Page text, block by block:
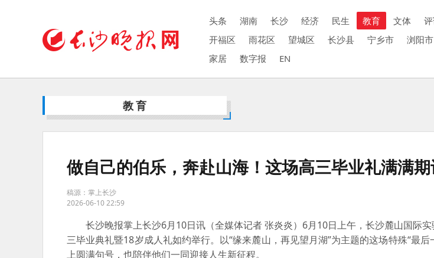
头条 湖南 长沙 经济 民生 教育 文体
开福区
雨花区 望城区 长沙县 宁乡市 浏阳市
家居
数字报 EN
教育
做自己的伯乐，奔赴山海！这场高三毕业礼满满
稿源：掌上长沙
2026-06-10 22:59
长沙晚报掌上长沙6月10日讯（全媒体记者 张炎炎）6月10日上午，长沙麓山国际实
三毕业典礼暨18岁成人礼如约举行。以“缘来麓山，再见望月湖”为主题的这场特殊“最
上圆满句号，也陪伴他们一同迎接人生新征程。